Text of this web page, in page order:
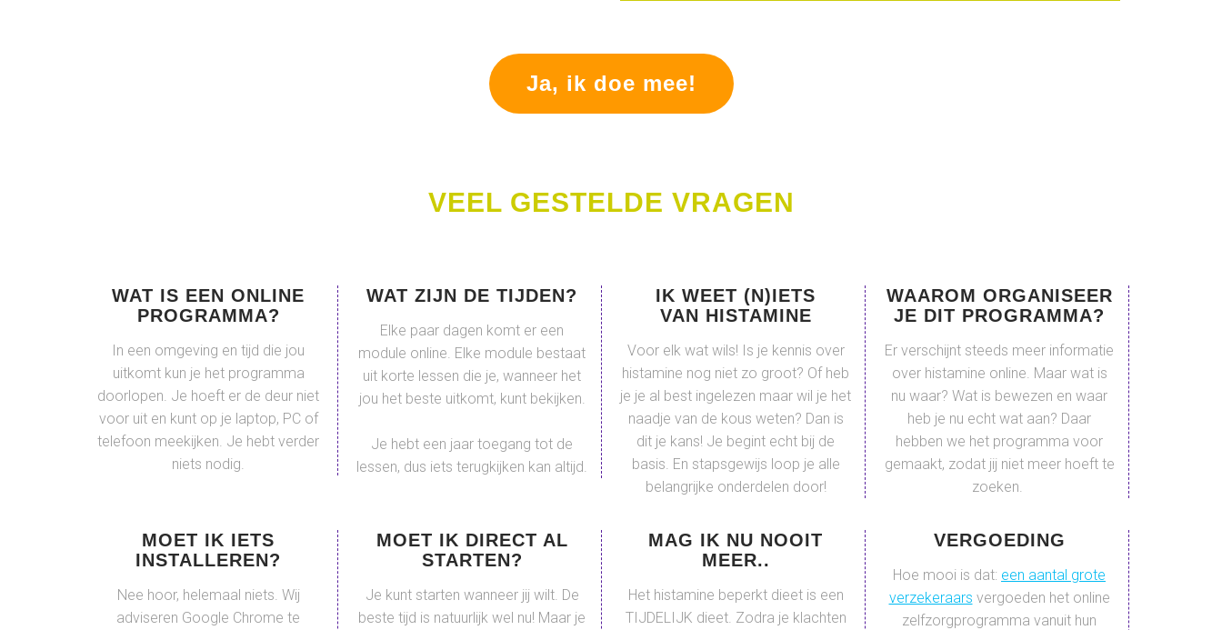
Ja, ik doe mee!
VEEL GESTELDE VRAGEN
WAT IS EEN ONLINE
PROGRAMMA?
In een omgeving en tijd die jou
uitkomt kun je het programma
doorlopen. Je hoeft er de deur niet
voor uit en kunt op je laptop, PC of
telefoon meekijken. Je hebt verder
niets nodig.
WAT ZIJN DE TIJDEN?
Elke paar dagen komt er een
module online. Elke module bestaat
uit korte lessen die je, wanneer het
jou het beste uitkomt, kunt bekijken.
Je hebt een jaar toegang tot de
lessen, dus iets terugkijken kan altijd.
IK WEET (N)IETS
VAN HISTAMINE
Voor elk wat wils! Is je kennis over
histamine nog niet zo groot? Of heb
je je al best ingelezen maar wil je het
naadje van de kous weten? Dan is
dit je kans! Je begint echt bij de
basis. En stapsgewijs loop je alle
belangrijke onderdelen door!
WAAROM ORGANISEER
JE DIT PROGRAMMA?
Er verschijnt steeds meer informatie
over histamine online. Maar wat is
nu waar? Wat is bewezen en waar
heb je nu echt wat aan? Daar
hebben we het programma voor
gemaakt, zodat jij niet meer hoeft te
zoeken.
MOET IK IETS
INSTALLEREN?
Nee hoor, helemaal niets. Wij
adviseren Google Chrome te
MOET IK DIRECT AL
STARTEN?
Je kunt starten wanneer jij wilt. De
beste tijd is natuurlijk wel nu! Maar je
MAG IK NU NOOIT
MEER..
Het histamine beperkt dieet is een
TIJDELIJK dieet. Zodra je klachten
VERGOEDING
Hoe mooi is dat: een aantal grote
verzekeraars vergoeden het online
zelfzorgprogramma vanuit hun